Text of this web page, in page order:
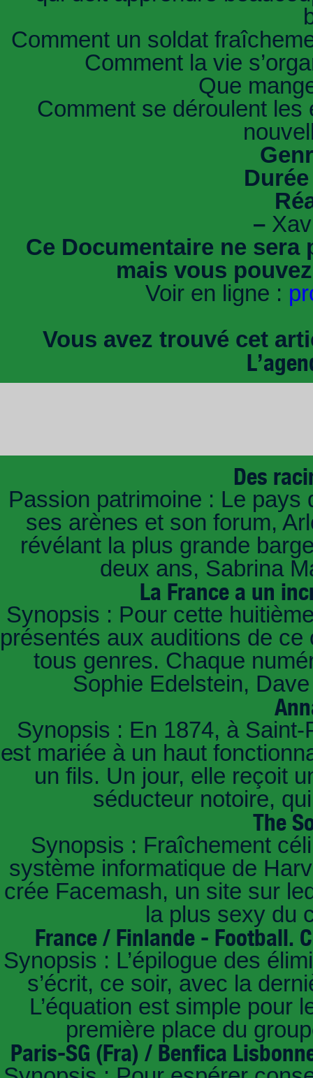
Comment un soldat
Comment la vie
Que
Comment se déroulent
–
Ce Documentaire ne
mais vous
Voir en ligne :
Vous avez trouvé cet
Des
Passion patrimoine : Le pays
ses arènes et son forum,
révélant la plus grande
deux ans, Sabrina
La France a un
Synopsis : Pour cette
présentés aux auditions de
tous genres. Chaque
Sophie Edelstein,
Synopsis : En 1874, à
est mariée à un haut
un fils. Un jour, elle reçoit
séducteur notoire,
The
Synopsis : Fraîchement
système informatique de
crée Facemash, un site sur
la plus sexy du
France / Finlande - Football.
Synopsis : L’épilogue des
s’écrit, ce soir, avec la
L’équation est simple pour
première place du
Paris-SG (Fra) / Benfica